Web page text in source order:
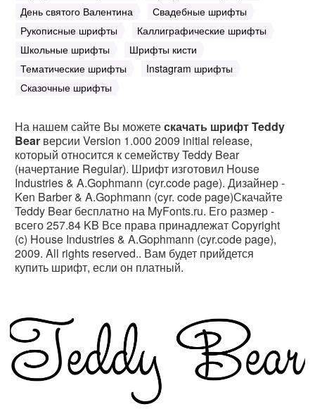
День святого Валентина
Свадебные шрифты
Рукописные шрифты
Каллиграфические шрифты
Школьные шрифты
Шрифты кисти
Тематические шрифты
Instagram шрифты
Сказочные шрифты
На нашем сайте Вы можетескачать шрифт Teddy
Bear версии Version 1.000 2009 initial release,
который относится к семейству Teddy Bear
(начертание Regular). Шрифт изготовил House
Industries & A.Gophmann (cyr.code page). Дизайнер -
Ken Barber & A.Gophmann (cyr. code page)Скачайте
Teddy Bear бесплатно на MyFonts.ru. Его размер -
всего 257.84 KB Все права принадлежат Copyright
(c) House Industries & A.Gophmann (cyr.code page),
2009. All rights reserved.. Вам будет прийдется
купить шрифт, если он платный.